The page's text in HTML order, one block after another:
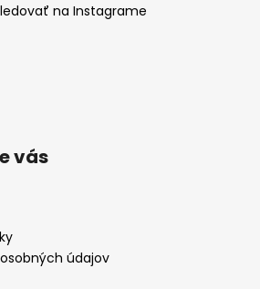
na Instagrame
vás
údajov